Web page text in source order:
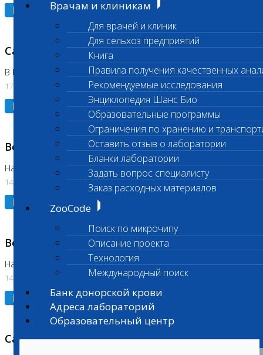
Врачам и клиникам
Для врачей и клиник
Для сельхоз предприятий
Книга
Правила получения качественных
Рекомендуемые исследования
Энциклопедия Шанс Био
Образовательные программы
Ограничения по хранению и
Оставить отзыв о лаборатории
Бланки лаборатории
Задать вопрос специалисту
Заказ расходных материалов
ZooCode
Поиск по микрочипу
Описание проекта
Технология
Международный поиск
Банк донорской крови
Адреса лабораторий
Образовательный центр
Подробнее
Санитарный день
В Бутово
17.07.2026
Подробнее
Возобновлено выполнение исследования
На Нагорной (Код 961, 962)
14.07.2026
Подробнее
Возобновлено выполнение исследования
На Нагорной (Код 157)
14.07.2026
Подробнее
Санитарный день